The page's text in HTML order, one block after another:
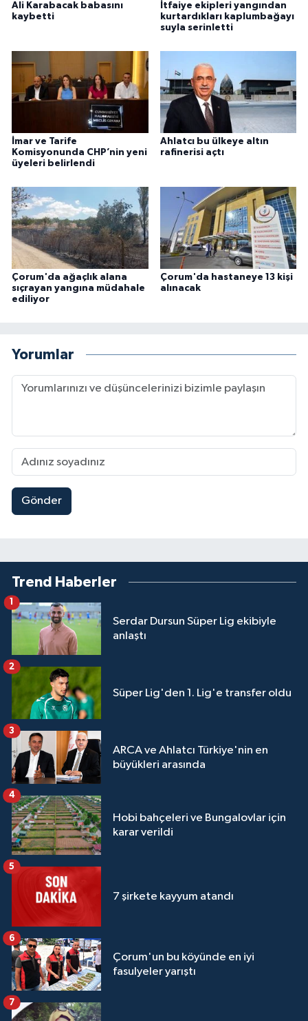
Ali Karabacak babasını
kaybetti
İtfaiye ekipleri yangından
kurtardıkları kaplumbağayı
suyla serinletti
İmar ve Tarife
Komisyonunda CHP’nin yeni
üyeleri belirlendi
Ahlatcı bu ülkeye altın
rafinerisi açtı
Çorum'da ağaçlık alana
sıçrayan yangına müdahale
ediliyor
Çorum'da hastaneye 13 kişi
alınacak
Yorumlar
Gönder
Trend Haberler
Serdar Dursun Süper Lig ekibiyle
anlaştı
1
Süper Lig'den 1. Lig'e transfer oldu
2
ARCA ve Ahlatcı Türkiye'nin en
büyükleri arasında
3
Hobi bahçeleri ve Bungalovlar için
karar verildi
4
7 şirkete kayyum atandı
5
Çorum'un bu köyünde en iyi
fasulyeler yarıştı
6
7